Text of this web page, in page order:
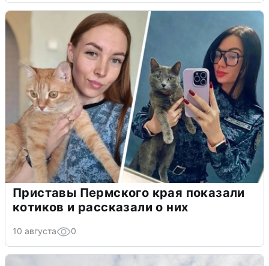
Приставы Пермского края показали
котиков и рассказали о них
10 августа 0